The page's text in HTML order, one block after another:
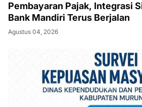
Pembayaran Pajak, Integrasi
Bank Mandiri Terus Berjalan
Agustus 04, 2026